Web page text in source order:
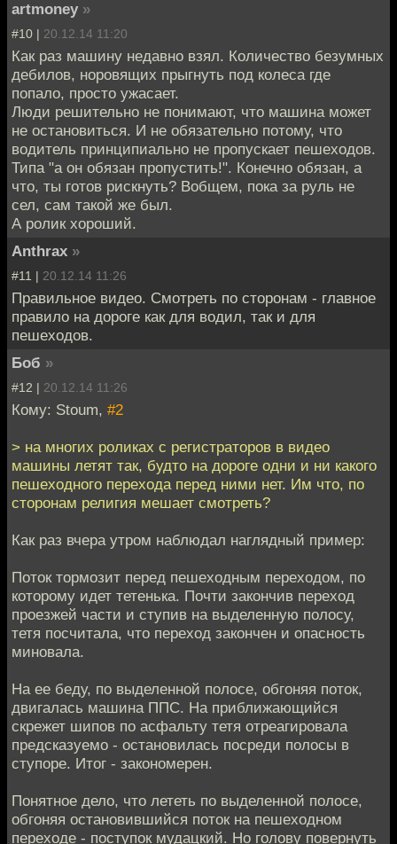
artmoney »
#10 | 20.12.14 11:20
Как раз машину недавно взял. Количество безумных
дебилов, норовящих прыгнуть под колеса где
попало, просто ужасает.
Люди решительно не понимают, что машина может
не остановиться. И не обязательно потому, что
водитель принципиально не пропускает пешеходов.
Типа "а он обязан пропустить!". Конечно обязан, а
что, ты готов рискнуть? Вобщем, пока за руль не
сел, сам такой же был.
А ролик хороший.
Anthrax »
#11 | 20.12.14 11:26
Правильное видео. Смотреть по сторонам - главное
правило на дороге как для водил, так и для
пешеходов.
Боб »
#12 | 20.12.14 11:26
Кому: Stoum, #2
> на многих роликах с регистраторов в видео
машины летят так, будто на дороге одни и ни какого
пешеходного перехода перед ними нет. Им что, по
сторонам религия мешает смотреть?
Как раз вчера утром наблюдал наглядный пример:
Поток тормозит перед пешеходным переходом, по
которому идет тетенька. Почти закончив переход
проезжей части и ступив на выделенную полосу,
тетя посчитала, что переход закончен и опасность
миновала.
На ее беду, по выделенной полосе, обгоняя поток,
двигалась машина ППС. На приближающийся
скрежет шипов по асфальту тетя отреагировала
предсказуемо - остановилась посреди полосы в
ступоре. Итог - закономерен.
Понятное дело, что лететь по выделенной полосе,
обгоняя остановившийся поток на пешеходном
переходе - поступок мудацкий. Но голову повернуть